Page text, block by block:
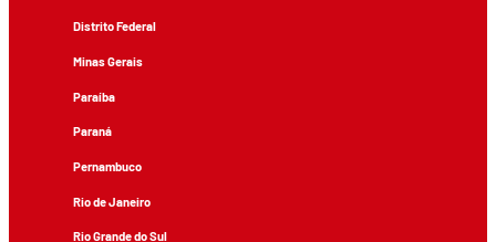
Distrito Federal
Minas Gerais
Paraíba
Paraná
Pernambuco
Rio de Janeiro
Rio Grande do Sul